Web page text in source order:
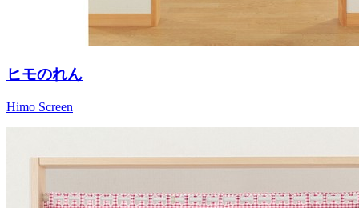
ヒモのれん
Himo Screen